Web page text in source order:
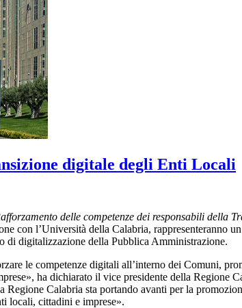
digitale degli Enti Locali
delle competenze dei responsabili della
con l’Università della Calabria, rappresenteranno
di digitalizzazione della Pubblica Amministrazione.
le competenze digitali all’interno dei Comuni,
ha dichiarato il vice presidente della Regione
Calabria sta portando avanti per la
locali, cittadini e imprese».